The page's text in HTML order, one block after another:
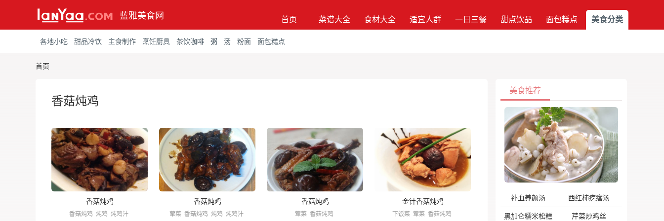
蓝雅美食网 首页 菜谱大全 食材大全 适宜人群 一日三餐 甜点饮品 面包糕点 美食分类
各地小吃 甜品冷饮 主食制作 烹饪厨具 茶饮咖啡 粥 汤 粉面 面包糕点
首页
香菇炖鸡
香菇炖鸡
香菇炖鸡 炖鸡 炖鸡汁
香菇炖鸡
荤菜 香菇炖鸡 炖鸡 炖鸡汁
香菇炖鸡
荤菜 香菇炖鸡
金针香菇炖鸡
下饭菜 荤菜 香菇炖鸡
美食推荐
补血养颜汤 西红柿疙瘩汤
黑加仑糯米松糕 芹菜炒鸡丝